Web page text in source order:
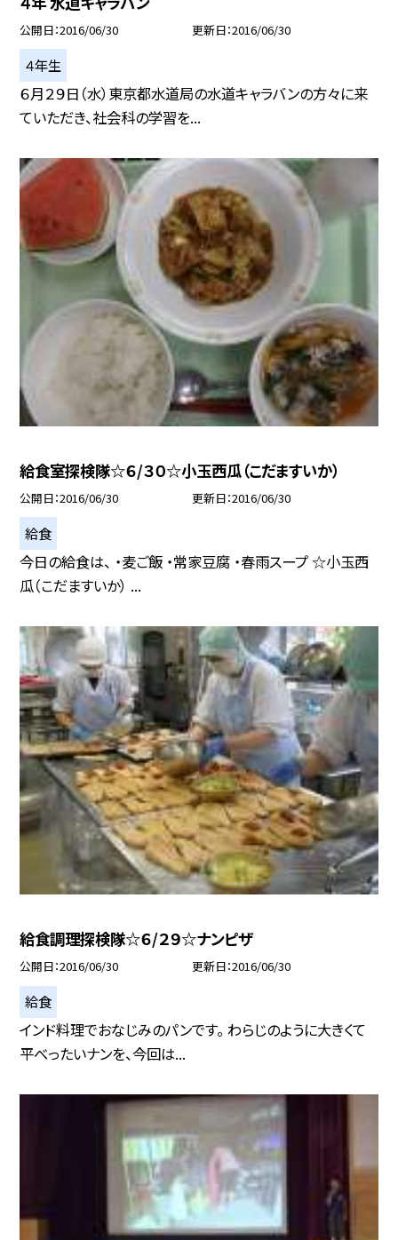
公開日 2016/06/30 更新日 2016/06/30
４年生
６月２９日（水）東京都水道局の水道キャラバンの方々に来
ていただき、社会科の学習を...
給食室探検隊☆６/３０☆小玉西瓜（こだますいか）
公開日 2016/06/30 更新日 2016/06/30
給食
今日の給食は、 ・麦ご飯 ・常家豆腐 ・春雨スープ ☆小玉西
瓜（こだますいか） ...
給食調理探検隊☆６/２９☆ナンピザ
公開日 2016/06/30 更新日 2016/06/30
給食
インド料理でおなじみのパンです。 わらじのように大きくて
平べったいナンを、今回は...